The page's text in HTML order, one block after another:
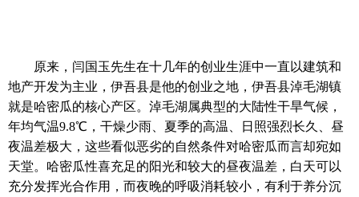
原来，闫国玉先生在十几年的创业生涯中一直以建筑和
地产开发为主业，伊吾县是他的创业之地，伊吾县淖毛湖镇
就是哈密瓜的核心产区。淖毛湖属典型的大陆性干旱气候，
年均气温9.8℃，干燥少雨、夏季的高温、日照强烈长久、昼
夜温差极大，这些看似恶劣的自然条件对哈密瓜而言却宛如
天堂。哈密瓜性喜充足的阳光和较大的昼夜温差，白天可以
充分发挥光合作用，而夜晚的呼吸消耗较小，有利于养分沉